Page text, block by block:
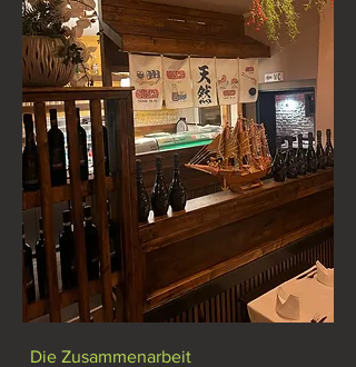
​Die Zusammenarbeit